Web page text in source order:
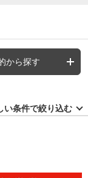
から探す
い条件で絞り込む